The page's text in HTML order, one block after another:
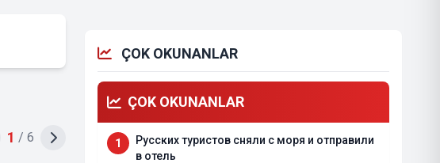
1 / 6
ÇOK OKUNANLAR
ÇOK OKUNANLAR
1
Русских туристов сняли с моря и отправили
в отель